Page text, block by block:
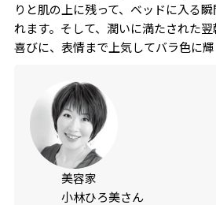
りと肌の上に残って、ベッドに入る
れます。そして、潤いに満たされた
喜びに、表情まで上気してバラ色に輝
美容家
小林ひろ美さん